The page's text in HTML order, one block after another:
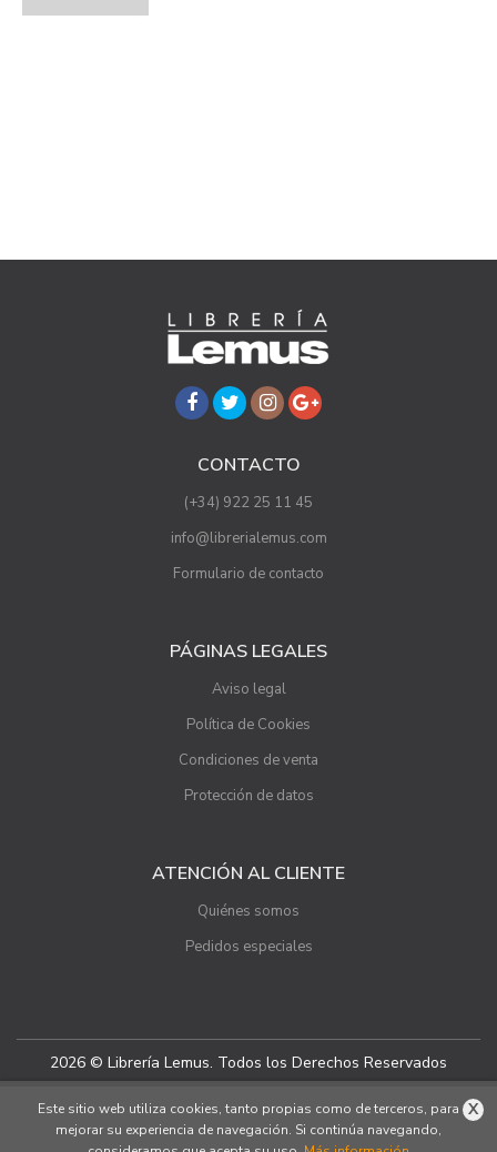
CONTACTO
(+34) 922 25 11 45
info@librerialemus.com
Formulario de contacto
PÁGINAS LEGALES
Aviso legal
Política de Cookies
Condiciones de venta
Protección de datos
ATENCIÓN AL CLIENTE
Quiénes somos
Pedidos especiales
2026 © Librería Lemus. Todos los Derechos Reservados
X
Este sitio web utiliza cookies, tanto propias como de terceros, para
mejorar su experiencia de navegación. Si continúa navegando,